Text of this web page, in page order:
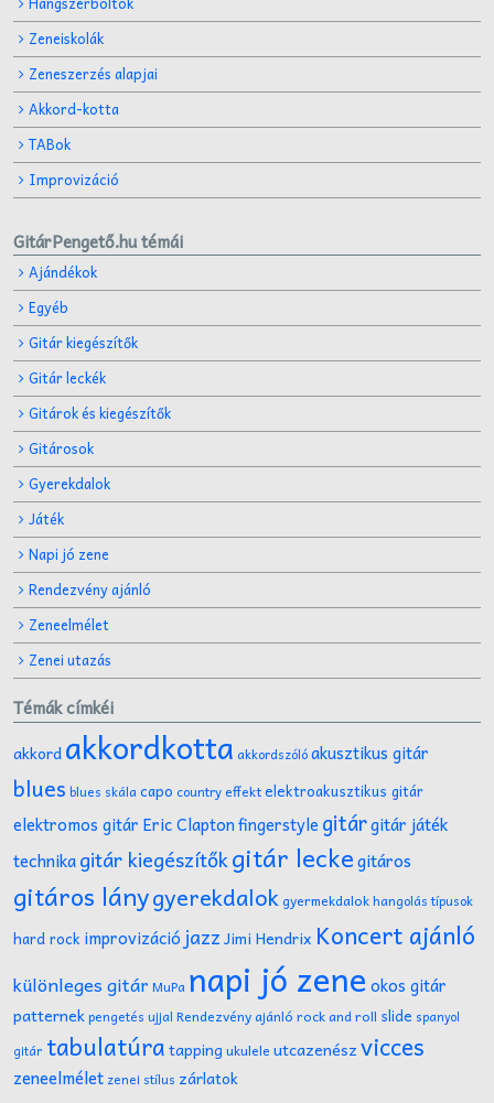
Zeneiskolák
Zeneszerzés alapjai
Akkord-kotta
TABok
Improvizáció
GitárPengető.hu témái
Ajándékok
Egyéb
Gitár kiegészítők
Gitár leckék
Gitárok és kiegészítők
Gitárosok
Gyerekdalok
Játék
Napi jó zene
Rendezvény ajánló
Zeneelmélet
Zenei utazás
Témák címkéi
akkordakkordkotta akkordszólóakusztikus gitár
blues blues skálacapo country effektelektroakusztikus gitár
elektromos gitár Eric Claptonfingerstyle gitárgitár játék
technikagitár kiegészítőkgitár leckegitáros
gitáros lánygyerekdalokgyermekdalokhangolás típusok
hard rock improvizáció jazzJimi Hendrix Koncert ajánló
különleges gitár MuPa napi jó zene okos gitár
patternekpengetés ujjal Rendezvény ajánló rock and roll slide spanyol
gitár tabulatúratapping ukulele utcazenészvicces
zeneelmélet zenei stílus zárlatok